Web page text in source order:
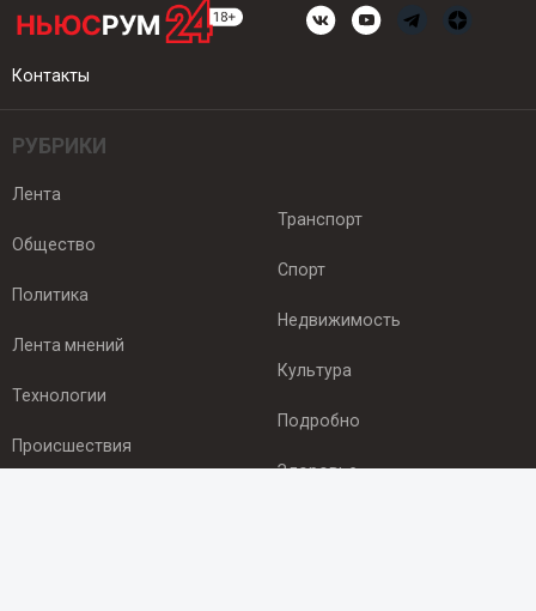
Контакты
РУБРИКИ
Лента
Общество
Политика
Лента мнений
Технологии
Происшествия
Транспорт
Спорт
Недвижимость
Культура
Подробно
Здоровье